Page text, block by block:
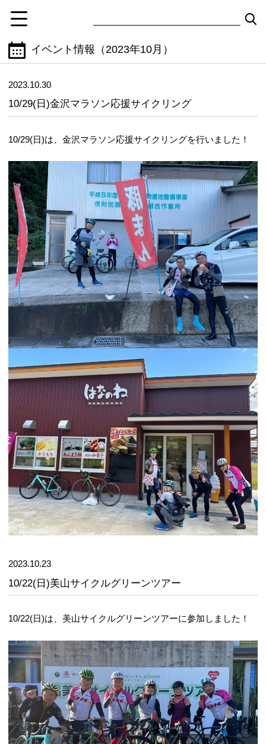
イベント情報（2023年10月）
2023.10.30
10/29(日)金沢マラソン応援サイクリング
10/29(日)は、金沢マラソン応援サイクリングを行いました！
2023.10.23
10/22(日)美山サイクルグリーンツアー
10/22(日)は、美山サイクルグリーンツアーに参加しました！